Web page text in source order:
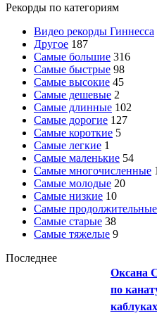
Рекорды по категориям
Видео рекорды Гиннесса
Другое 187
Самые большие 316
Самые быстрые 98
Самые высокие 45
Самые дешевые 2
Самые длинные 102
Самые дорогие 127
Самые короткие 5
Самые легкие 1
Самые маленькие 54
Самые многочисленные
Самые молодые 20
Самые низкие 10
Самые продолжительные
Самые старые 38
Самые тяжелые 9
Последнее
Оксана
по
каблуках